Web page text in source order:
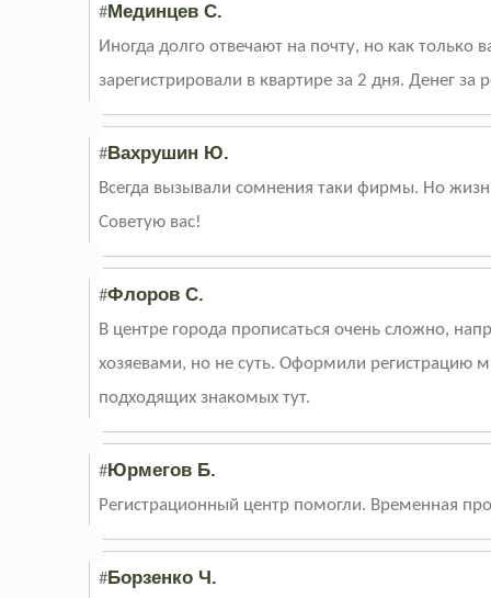
#Мединцев С.
Иногда долго отвечают на почту, но как
зарегистрировали в квартире за 2 дня. Денег
#Вахрушин Ю.
Всегда вызывали сомнения таки фирмы. Но
Советую вас!
#Флоров С.
В центре города прописаться очень сложно,
хозяевами, но не суть. Оформили регистрацию
подходящих знакомых тут.
#Юрмегов Б.
Регистрационный центр помогли. Временная
#Борзенко Ч.